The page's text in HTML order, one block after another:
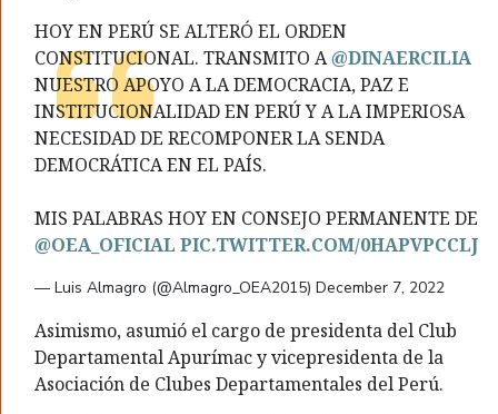
HOY EN PERÚ SE ALTERÓ EL ORDEN
CONSTITUCIONAL. TRANSMITO A@DINAERCILIA
NUESTRO APOYO A LA DEMOCRACIA, PAZ E
INSTITUCIONALIDAD EN PERÚ Y A LA IMPERIOSA
NECESIDAD DE RECOMPONER LA SENDA
DEMOCRÁTICA EN EL PAÍS.
MIS PALABRAS HOY EN CONSEJO PERMANENTE DE
@OEA_OFICIAL PIC.TWITTER.COM/0HAPVPCCLJ
— Luis Almagro (@Almagro_OEA2015)December 7, 2022
Asimismo, asumió el cargo de presidenta del Club
Departamental Apurímac y vicepresidenta de la
Asociación de Clubes Departamentales del Perú.